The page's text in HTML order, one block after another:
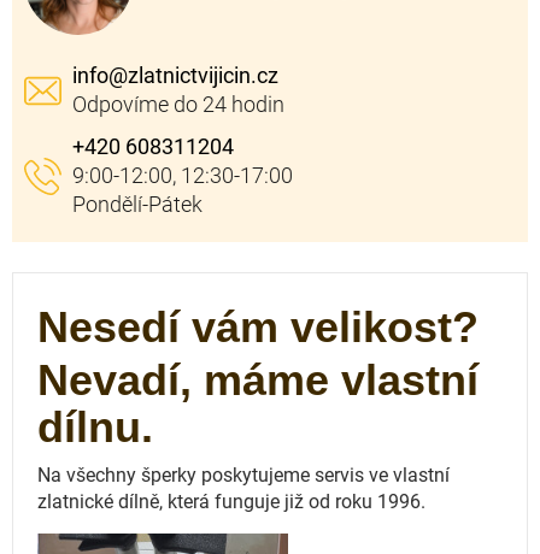
info@zlatnictvijicin.cz
+420 608311204
Nesedí vám velikost?
Nevadí, máme vlastní
dílnu.
Na všechny šperky poskytujeme servis ve vlastní
zlatnické dílně, která funguje již od roku 1996.